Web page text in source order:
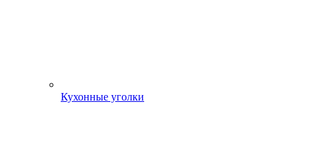
Кухонные уголки